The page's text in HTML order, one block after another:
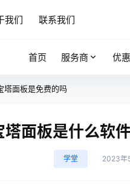
我们 联系我们
首页 服务商 优惠
塔面板是免费的吗
塔面板是什么软
学堂 2023年